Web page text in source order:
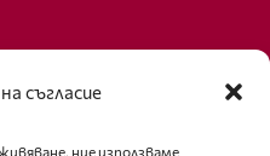
съгласие
ние използваме